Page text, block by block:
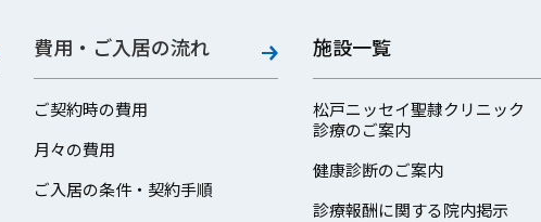
費用・ご入居の流れ
ご契約時の費用
月々の費用
ご入居の条件・契約手順
施設一覧
松戸ニッセイ聖隷クリニック
診療のご案内
健康診断のご案内
診療報酬に関する院内掲示